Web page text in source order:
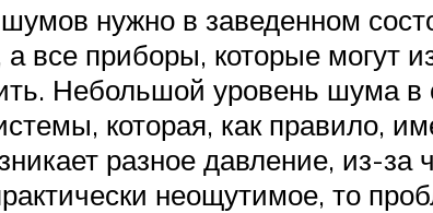
нужно в заведенном
все приборы, которые могут
Небольшой уровень шума в
которая, как правило,
разное давление, из-за
неощутимое, то